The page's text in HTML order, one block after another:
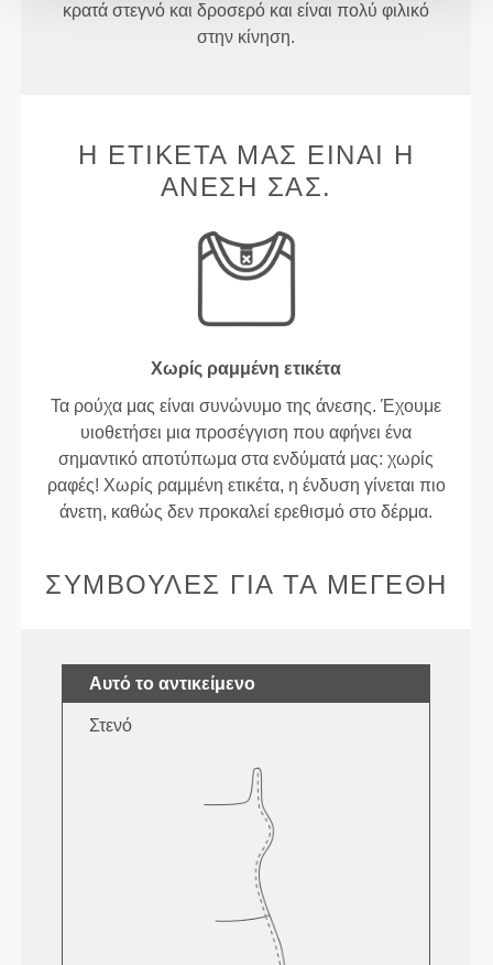
κρατά στεγνό και δροσερό και είναι πολύ φιλικό
στην κίνηση.
Η ΕΤΙΚΈΤΑ ΜΑΣ ΕΊΝΑΙ Η
ΆΝΕΣΉ ΣΑΣ.
Χωρίς ραμμένη ετικέτα
Τα ρούχα μας είναι συνώνυμο της άνεσης. Έχουμε
υιοθετήσει μια προσέγγιση που αφήνει ένα
σημαντικό αποτύπωμα στα ενδύματά μας: χωρίς
ραφές! Χωρίς ραμμένη ετικέτα, η ένδυση γίνεται πιο
άνετη, καθώς δεν προκαλεί ερεθισμό στο δέρμα.
ΣΥΜΒΟΥΛΈΣ ΓΙΑ ΤΑ ΜΕΓΈΘΗ
Αυτό το αντικείμενο
Στενό